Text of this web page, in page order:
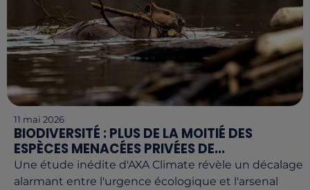
11 mai 2026
BIODIVERSITÉ : PLUS DE LA MOITIÉ DES
ESPÈCES MENACÉES PRIVÉES DE...
Une étude inédite d'AXA Climate révèle un décalage
alarmant entre l'urgence écologique et l'arsenal